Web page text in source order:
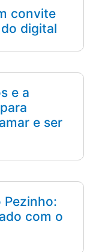
convite
digital
e a
e ser
Pezinho:
com o